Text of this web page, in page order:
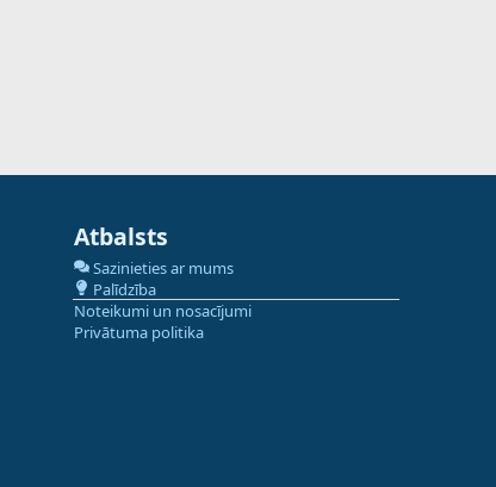
Atbalsts
Sazinieties ar mums
Palīdzība
Noteikumi un nosacījumi
Privātuma politika